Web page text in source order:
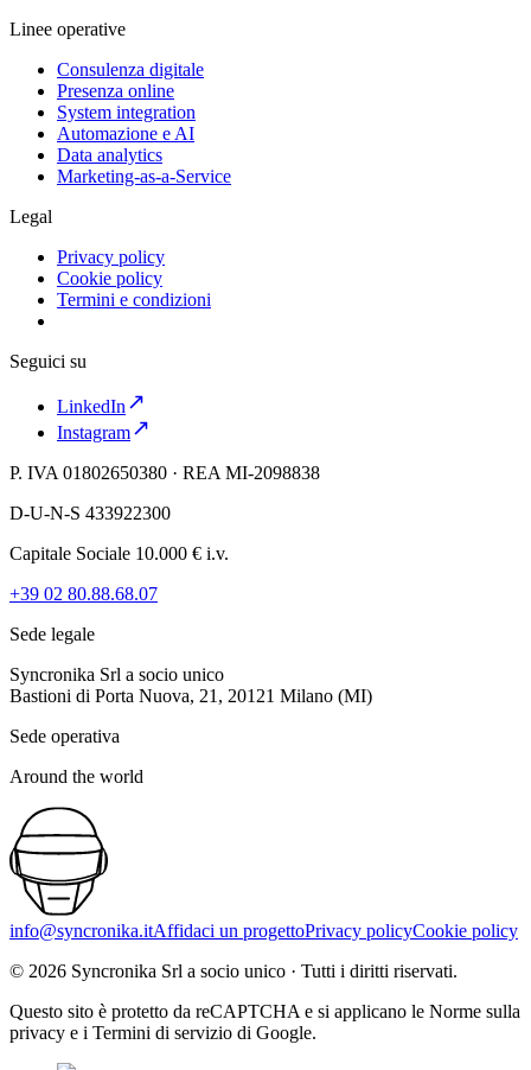
Linee operative
Consulenza digitale
Presenza online
System integration
Automazione e AI
Data analytics
Marketing-as-a-Service
Legal
Privacy policy
Cookie policy
Termini e condizioni
Seguici su
LinkedIn
Instagram
P. IVA 01802650380 · REA MI-2098838
D-U-N-S 433922300
Capitale Sociale 10.000 € i.v.
+39 02 80.88.68.07
Sede legale
Syncronika Srl a socio unico
Bastioni di Porta Nuova, 21, 20121 Milano (MI)
Sede operativa
Around the world
info@syncronika.itAffidaci un progettoPrivacy policyCookie policy
© 2026 Syncronika Srl a socio unico · Tutti i diritti riservati.
Questo sito è protetto da reCAPTCHA e si applicano le Norme sulla
privacy e i Termini di servizio di Google.